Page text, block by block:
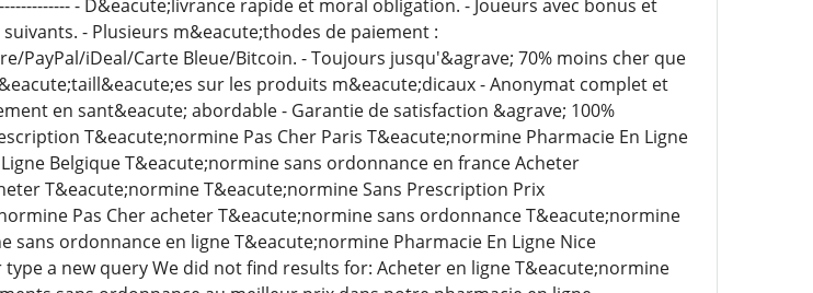
- D&eacute;livrance rapide et moral obligation. - Joueurs avec bonus et
- Plusieurs m&eacute;thodes de paiement :
PayPal/iDeal/Carte Bleue/Bitcoin. - Toujours jusqu'&agrave; 70% moins cher que
sur les produits m&eacute;dicaux - Anonymat complet et
en sant&eacute; abordable - Garantie de satisfaction &agrave; 100%
T&eacute;normine Pas Cher Paris T&eacute;normine Pharmacie En Ligne
Belgique T&eacute;normine sans ordonnance en france Acheter
T&eacute;normine T&eacute;normine Sans Prescription Prix
Pas Cher acheter T&eacute;normine sans ordonnance T&eacute;normine
sans ordonnance en ligne T&eacute;normine Pharmacie En Ligne Nice
a new query We did not find results for: Acheter en ligne T&eacute;normine